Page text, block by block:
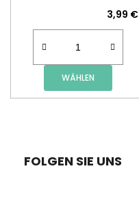
3,99 €
WÄHLEN
FOLGEN SIE UNS